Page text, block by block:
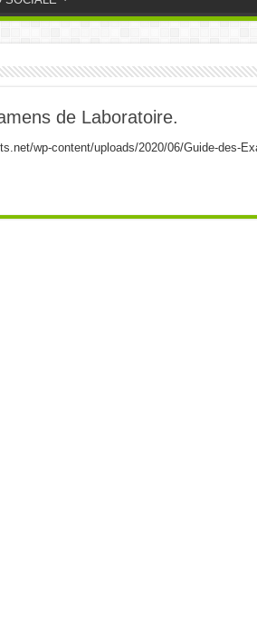
de Laboratoire.
wp-content/uploads/2020/06/Guide-des-